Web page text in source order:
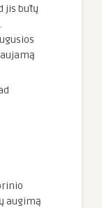
jis būtų
augimą